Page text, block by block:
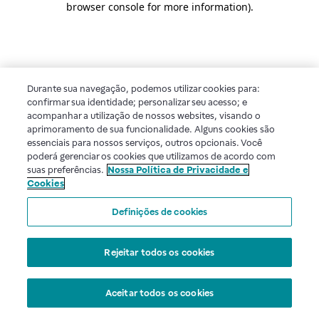
browser console for more information).
Durante sua navegação, podemos utilizar cookies para:
confirmar sua identidade; personalizar seu acesso; e
acompanhar a utilização de nossos websites, visando o
aprimoramento de sua funcionalidade. Alguns cookies são
essenciais para nossos serviços, outros opcionais. Você
poderá gerenciar os cookies que utilizamos de acordo com
suas preferências. Nossa Política de Privacidade e
Cookies
Definições de cookies
Rejeitar todos os cookies
Aceitar todos os cookies